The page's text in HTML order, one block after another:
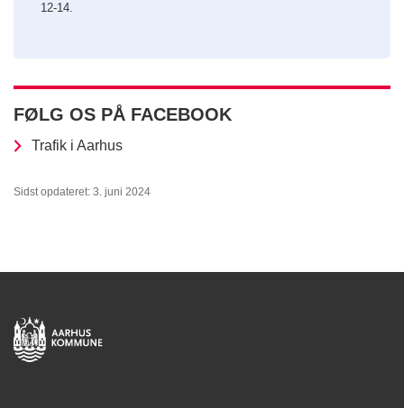
12-14.
FØLG OS PÅ FACEBOOK
Trafik i Aarhus
Sidst opdateret: 3. juni 2024